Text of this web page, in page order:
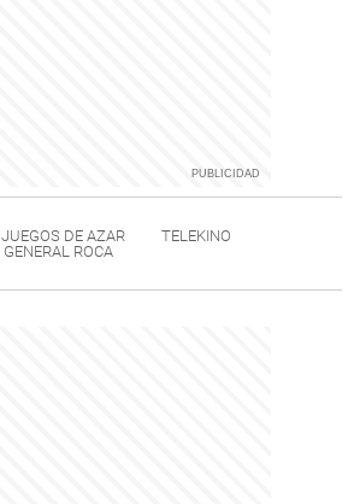
JUEGOS DE AZAR
TELEKINO
GENERAL ROCA